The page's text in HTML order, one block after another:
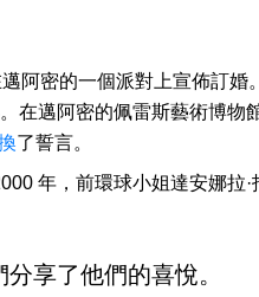
阿密的一個派對上宣佈訂婚
在邁阿密的佩雷斯藝術博物
了誓言。
年，前環球小姐達安娜拉·
享了他們的喜悅。